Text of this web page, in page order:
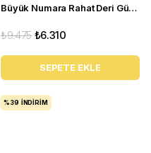
Büyük Numara Rahat Deri Günlük Oxford Ayakkabı - VLV219 Siyah
₺6.310
₺9.475
SEPETE EKLE
%39 İNDIRIM